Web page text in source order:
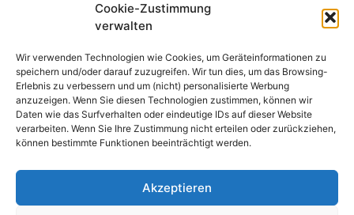
Cookie-Zustimmung
verwalten
Wir verwenden Technologien wie Cookies, um Geräteinformationen zu
speichern und/oder darauf zuzugreifen. Wir tun dies, um das Browsing-
Erlebnis zu verbessern und um (nicht) personalisierte Werbung
anzuzeigen. Wenn Sie diesen Technologien zustimmen, können wir
Daten wie das Surfverhalten oder eindeutige IDs auf dieser Website
verarbeiten. Wenn Sie Ihre Zustimmung nicht erteilen oder zurückziehen,
können bestimmte Funktionen beeinträchtigt werden.
Akzeptieren
07147 270 3349
Email:
sekretariat(at)gleis4-seminarzentrum.com
Adresse:
Bahnhofstraße 21, 74343 Sachsenheim